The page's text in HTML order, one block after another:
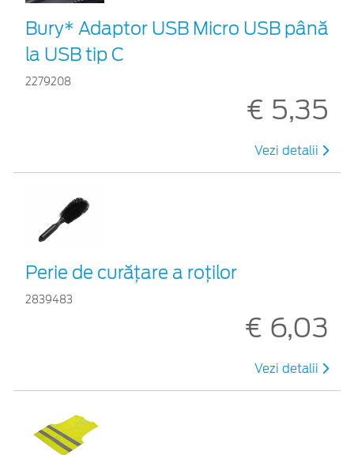
Bury* Adaptor USB Micro USB până
la USB tip C
2279208
€ 5,35
Vezi detalii
Perie de curățare a roților
2839483
€ 6,03
Vezi detalii